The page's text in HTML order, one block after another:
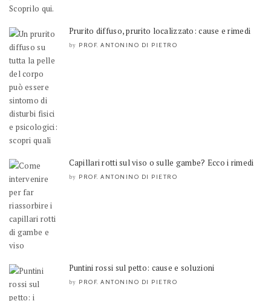
Prurito diffuso, prurito localizzato: cause e rimedi
by PROF. ANTONINO DI PIETRO
Capillari rotti sul viso o sulle gambe? Ecco i rimedi
by PROF. ANTONINO DI PIETRO
Puntini rossi sul petto: cause e soluzioni
by PROF. ANTONINO DI PIETRO